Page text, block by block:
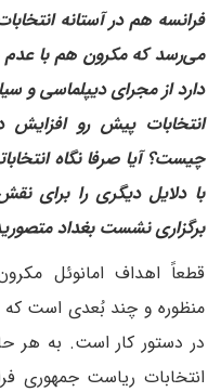
فرانسه هم در آستانه
می‌رسد که مکرون هم با عدم
دارد از مجرای دیپلماسی و
انتخابات پیش رو
چیست؟ آیا صرفا نگاه
با دلایل دیگری را برای
برگزاری نشست بغداد
قطعاً اهداف امانوئل
منظوره و چند بُعدی است که
در دستور کار است. به هر
انتخابات ریاست جمهوری